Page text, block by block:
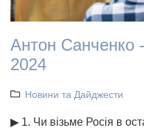
Антон Санченко
2024
Новини та Дайджести
▶ 1. Чи візьме Росія в